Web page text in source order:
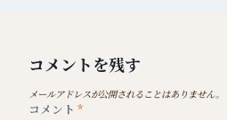
コメントを残す
メールアドレスが公開されることはありません。
コメント *